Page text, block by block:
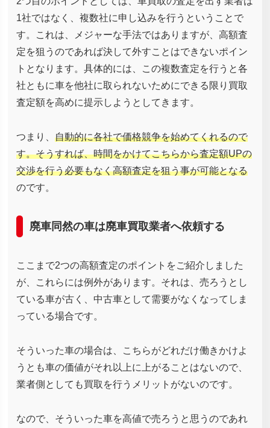
1社ではなく、複数社に申し込みを行うということで
す。これは、メジャーな手法ではありますが、高額査
定を狙うのであれば決して外すことはできないポイン
トとなります。具体的には、この複数査定を行うと各
社ともに車を他社に取られないためにできる限り買取
査定額を高めに提示しようとしてきます。
つまり、 自動的に各社で価格競争を始めてくれるので
す。そうすれば、時間をかけてこちらから査定額UPの
交渉を行う必要もなく高額査定を狙う事が可能となる
のです。
廃車同然の車は廃車買取業者へ依頼する
ここまで2つの高額査定のポイントをご紹介しました
が、これらには例外があります。それは、売ろうとし
ている車が古く、中古車として需要がなくなってしま
っている場合です。
そういった車の場合は、こちらがどれだけ働きかけよ
うとも車の価値がそれ以上に上がることはないので、
業者側としても買取を行うメリットがないのです。
なので、そういった車を高値で売ろうと思うのであれ